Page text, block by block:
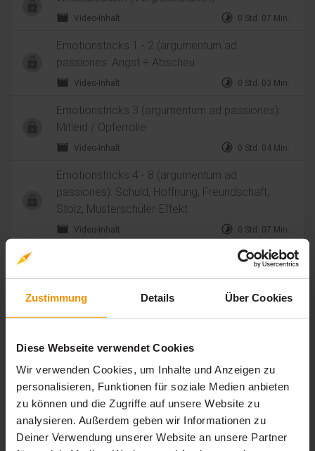
Zustimmung Details Über Cookies
Diese Webseite verwendet Cookies
Wir verwenden Cookies, um Inhalte und Anzeigen zu
personalisieren, Funktionen für soziale Medien anbieten
zu können und die Zugriffe auf unsere Website zu
analysieren. Außerdem geben wir Informationen zu
Deiner Verwendung unserer Website an unsere Partner
movie Video-Inhalt timelapse 0 Std. 07 Min.
Emotionstricks 1 - 2 (argumentum ad
passiones: Angst + Abscheu
movie Video-Inhalt timelapse 0 Std. 03 Min.
Emotionstricks 3 (argumentum ad passiones):
Mitleid / Opferrolle
movie Video-Inhalt timelapse 0 Std. 04 Min.
Emotionstricks 4 - 8 (argumentum ad
passiones): Schuld, Hoffnung, Freundschaft,
Stolz, Musterschüler-Effekt
movie Video-Inhalt timelapse 0 Std. 07 Min.
Emotionstricks 9 - 10 (argumentum ad
Scheinkausalität 1 - cum hoc ergo propter hoc
movie Video-Inhalt timelapse 0 Std. 06 Min.
Scheinkausalität 2 - post hoc ergo propter hoc